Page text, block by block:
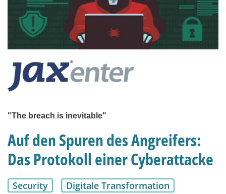
"The breach is inevitable"
Auf den Spuren des Angreifers:
Das Protokoll einer Cyberattacke
Security Digitale Transformation